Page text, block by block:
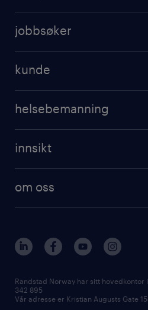
jobbsøker
kunde
helsebemanning
innsikt
om oss
Randstad Norway har sitt hovedkontor
342 895
Vår adresse er Kristian Augusts Gate